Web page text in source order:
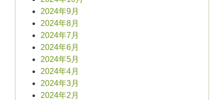
2024年9月
2024年8月
2024年7月
2024年6月
2024年5月
2024年4月
2024年3月
2024年2月